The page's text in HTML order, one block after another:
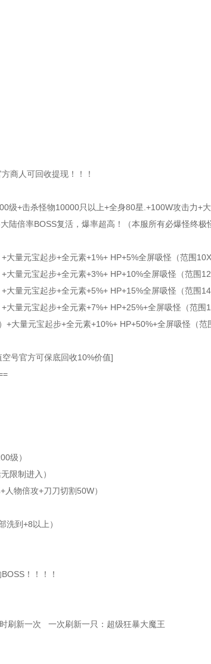
方商人可回收提现！！！
杀怪物10000只以上+全身80星.+100W攻击力+大
率BOSS复活，爆率超高！（本服所有必爆怪终极
元宝起步+全元素+1%+ HP+5%全屏吸怪（范围
宝起步+全元素+3%+ HP+10%全屏吸怪（范围
宝起步+全元素+5%+ HP+15%全屏吸怪（范围
宝起步+全元素+7%+ HP+25%+全屏吸怪（范围
元宝起步+全元素+10%+ HP+50%+全屏吸怪（范
号官方可保底回收10%价值]
级）
限制进入）
物倍攻+刀刀切割50W）
到+8以上）
！！！！
新一次 一次刷新一只：超级狂暴大魔王